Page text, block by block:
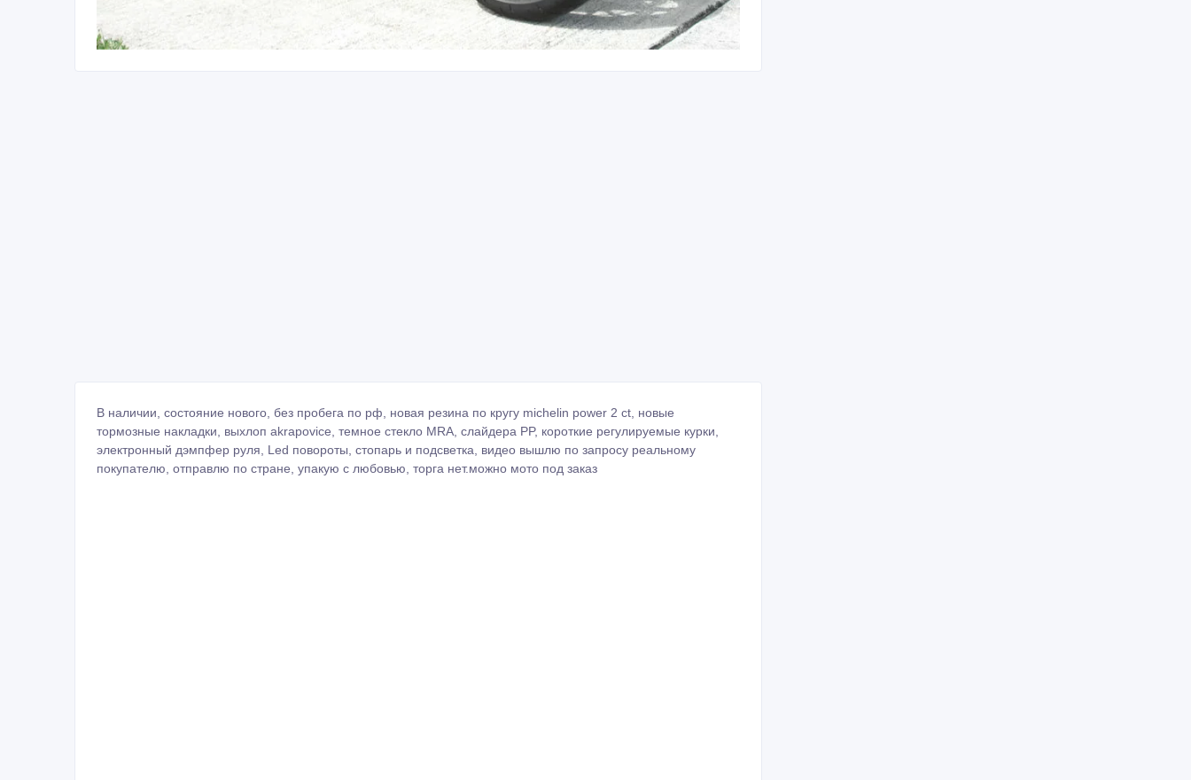
В наличии, состояние нового, без пробега по рф, новая резина по кругу michelin power 2 ct, новые
тормозные накладки, выхлоп akrapovice, темное стекло MRA, слайдера PP, короткие регулируемые курки,
электронный дэмпфер руля, Led повороты, стопарь и подсветка, видео вышлю по запросу реальному
покупателю, отправлю по стране, упакую с любовью, торга нет.можно мото под заказ